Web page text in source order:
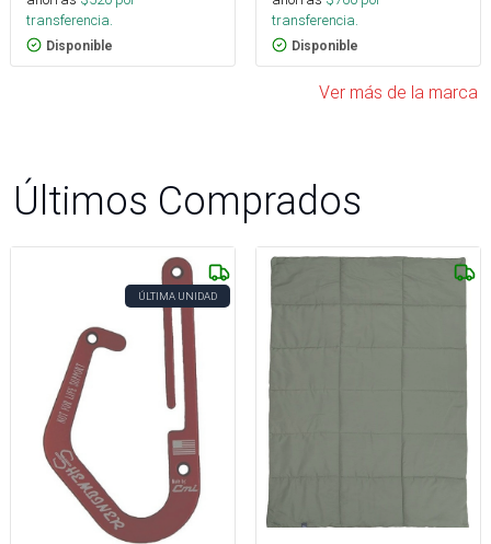
transferencia.
Disponible
transferencia.
Disponible
Ver más de la marca
Últimos Comprados
ÚLTIMA UNIDAD